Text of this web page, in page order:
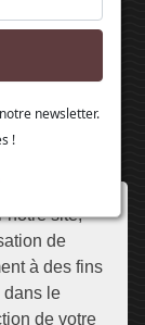
notre site,
de
à des fins
dans le
de votre
newsletter.
!